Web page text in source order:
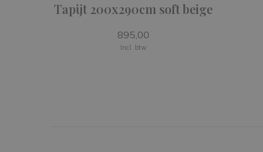
Tapijt 200x290cm soft beige
895,00
Incl. btw